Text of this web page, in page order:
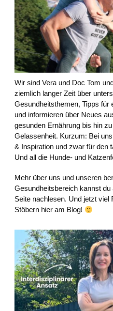
Wir sind Vera und Doc Tom
ziemlich langer Zeit über
Gesundheitsthemen, Tipps für
und informieren über Neues
gesunden Ernährung bis hin
Gelassenheit. Kurzum: Bei
& Inspiration und zwar für den
Und all die Hunde- und
Mehr über uns und unseren
Gesundheitsbereich kannst du
Seite nachlesen. Und jetzt viel
Stöbern hier am Blog!